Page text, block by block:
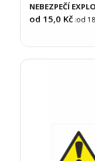
NEBEZPEČÍ
od 15,0 Kč (od